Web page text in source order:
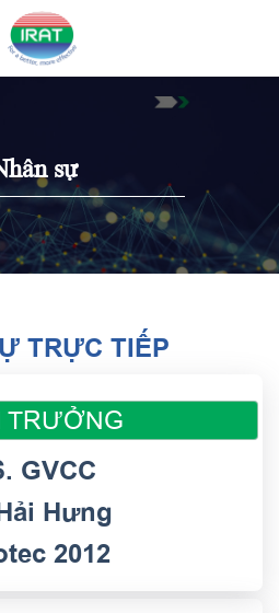
sự
TRỰC TIẾP
TRƯỞNG
GVCC
Hưng
2012